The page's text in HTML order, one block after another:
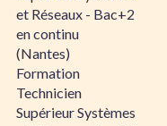
et Réseaux - Bac+2
en continu
(Nantes)
Formation
Technicien
Supérieur Systèmes